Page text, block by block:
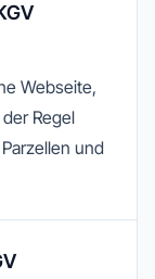
Webseite,
Regel
und